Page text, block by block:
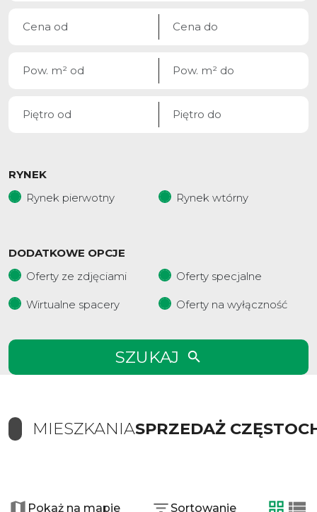
RYNEK
Rynek pierwotny
Rynek wtórny
DODATKOWE OPCJE
Oferty ze zdjęciami
Oferty specjalne
Wirtualne spacery Oferty na wyłączność
SZUKAJ
MIESZKANIASPRZEDAŻ
Pokaż na mapie Sortowanie